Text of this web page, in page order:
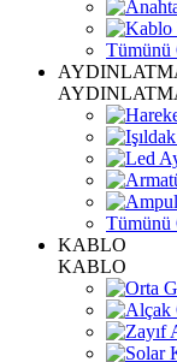
Tümünü
Tümünü
KABLO
KABLO